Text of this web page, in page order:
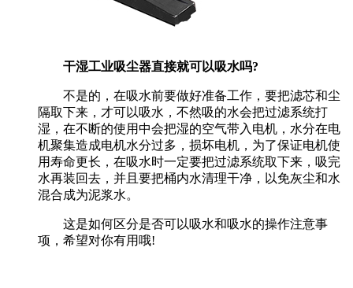
干湿工业吸尘器直接就可以吸水吗?
不是的，在吸水前要做好准备工作，要把滤芯和尘
隔取下来，才可以吸水，不然吸的水会把过滤系统打
湿，在不断的使用中会把湿的空气带入电机，水分在电
机聚集造成电机水分过多，损坏电机，为了保证电机使
用寿命更长，在吸水时一定要把过滤系统取下来，吸完
水再装回去，并且要把桶内水清理干净，以免灰尘和水
混合成为泥浆水。
这是如何区分是否可以吸水和吸水的操作注意事
项，希望对你有用哦!